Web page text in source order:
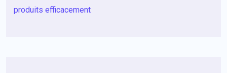
produits efficacement